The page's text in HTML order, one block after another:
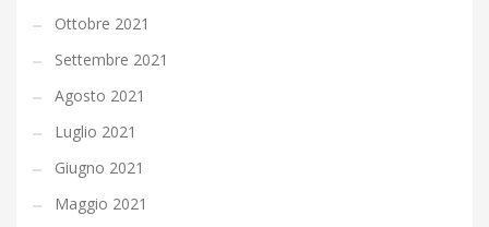
Ottobre 2021
Settembre 2021
Agosto 2021
Luglio 2021
Giugno 2021
Maggio 2021